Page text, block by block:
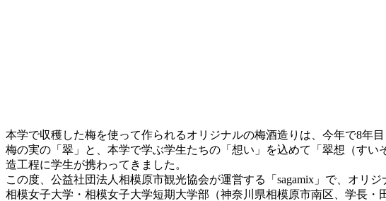
本学で収穫した梅を使って作られるオリジナルの梅酒造りは、今年で8年目
梅の実の「翠」と、本学で学ぶ学生たちの「想い」を込めて「翠想（す
造工程に学生が携わってきました。
この度、公益社団法人相模原市観光協会が運営する「sagamix」で、オリ
相模女子大学・相模女子大学短期大学部（神奈川県相模原市南区、学長